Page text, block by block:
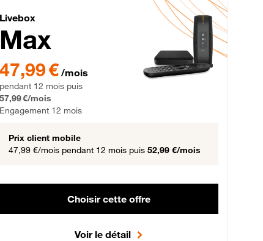
12 mois
Livebox Max Fibre
Livebox
Max
47,99 € par mois pendant 12 mois puis 57,99 € par mois,
47,99 € /mois
pendant 12 mois puis
57,99 €/mois
Engagement 12 mois
Prix client mobile
47,99 €/mois pendant 12 mois puis 52,99 €/mois
Choisir cette offre
Voir le détail